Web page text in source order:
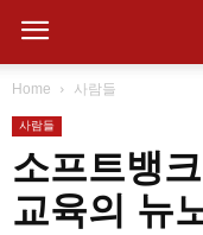
Home 사람들
사람들
소프트뱅
교육의 뉴